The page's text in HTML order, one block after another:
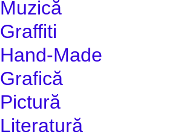
Muzică
Graffiti
Hand-Made
Grafică
Pictură
Literatură